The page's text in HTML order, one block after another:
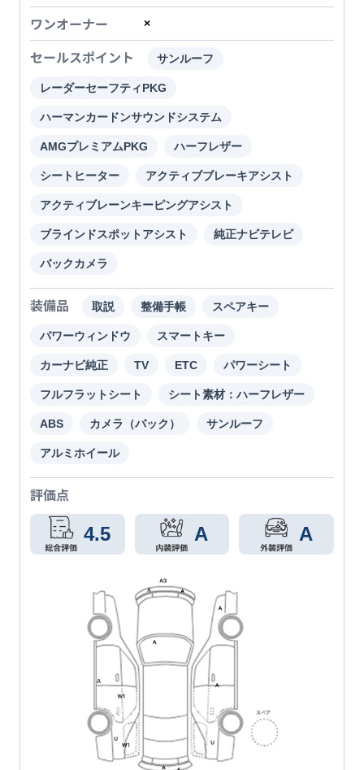
ワンオーナー ×
セールスポイント サンルーフ
レーダーセーフティPKG
ハーマンカードンサウンドシステム
AMGプレミアムPKG ハーフレザー
シートヒーター アクティブブレーキアシスト
アクティブレーンキーピングアシスト
ブラインドスポットアシスト 純正ナビテレビ
バックカメラ
装備品 取説 整備手帳 スペアキー
パワーウィンドウ スマートキー
カーナビ純正 TV ETC パワーシート
フルフラットシート シート素材：ハーフレザー
ABS カメラ（バック） サンルーフ
アルミホイール
評価点
4.5 A A